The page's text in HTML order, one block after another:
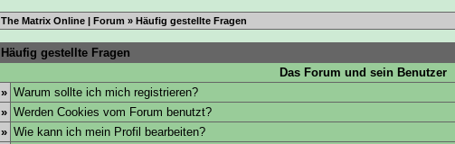
The Matrix Online | Forum » Häufig gestellte Fragen
Häufig gestellte Fragen
Das Forum und sein Benutzer
» Warum sollte ich mich registrieren?
» Werden Cookies vom Forum benutzt?
» Wie kann ich mein Profil bearbeiten?